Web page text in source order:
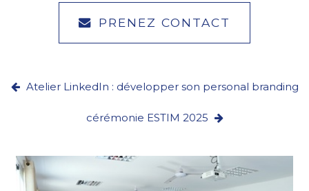
PRENEZ CONTACT
Atelier LinkedIn : développer son personal branding
cérémonie ESTIM 2025